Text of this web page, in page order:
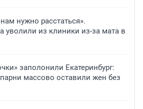
нужно расстаться».
уволили из клиники из-за мата в
заполонили Екатеринбург:
массово оставили жен без